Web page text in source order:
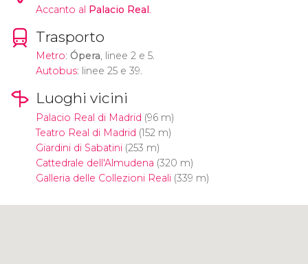
Accanto al Palacio Real
Trasporto
Metro: Ópera, linee 2 e 5.
Autobus: linee 25 e 39.
Luoghi vicini
Palacio Real di Madrid (96 m)
Teatro Real di Madrid (152 m)
Giardini di Sabatini(253 m)
Cattedrale dell'Almudena (320 m)
Galleria delle Collezioni Reali(339 m)